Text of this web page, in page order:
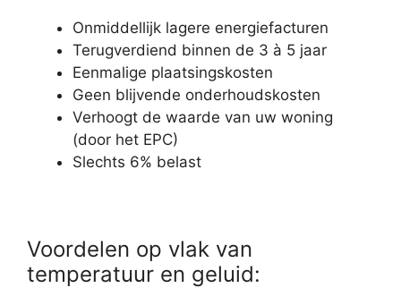
Onmiddellijk lagere energiefacturen
Terugverdiend binnen de 3 à 5 jaar
Eenmalige plaatsingskosten
Geen blijvende onderhoudskosten
Verhoogt de waarde van uw woning
(door het EPC)
Slechts 6% belast
Voordelen op vlak van
temperatuur en geluid: